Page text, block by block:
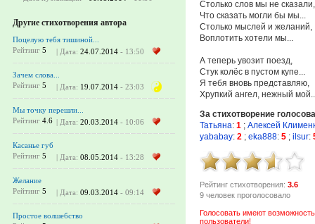
Другие стихотворения автора
Поцелую тебя тишиной...
Рейтинг 5 | Дата: 24.07.2014 - 13:50
Зачем слова...
Рейтинг 5 | Дата: 19.07.2014 - 23:03
Мы точку перешли...
Рейтинг 4.6 | Дата: 20.03.2014 - 10:06
Касанье губ
Рейтинг 5 | Дата: 08.05.2014 - 13:28
Желание
Рейтинг 5 | Дата: 09.03.2014 - 09:14
Простое волшебство
Столько слов мы не сказали,
Что сказать могли бы мы...
Столько мыслей и желаний,
Воплотить хотели мы...
А теперь увозит поезд,
Стук колёс в пустом купе...
Я тебя вновь представляю,
Хрупкий ангел, нежный
За стихотворение
Татьяна: 1 ; Алексей
yababay: 2 ; eka888: 5 ; ilsur:
Рейтинг стихотворения: 3.6
9 человек проголосовало
Голосовать имеют
пользователи!